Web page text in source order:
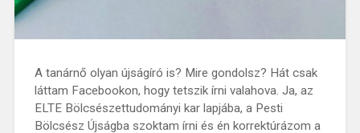
A tanárnő olyan újságíró is? Mire gondolsz? Hát csak
láttam Facebookon, hogy tetszik írni valahova. Ja, az
ELTE Bölcsészettudományi kar lapjába, a Pesti
Bölcsész Újságba szoktam írni és én korrektúrázom a